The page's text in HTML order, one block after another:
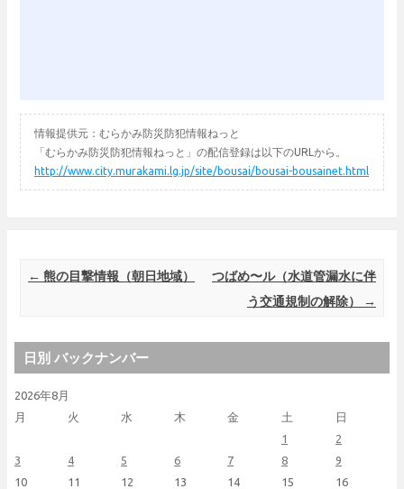
情報提供元：むらかみ防災防犯情報ねっと
「むらかみ防災防犯情報ねっと」の配信登録は以下のURLから。
http://www.city.murakami.lg.jp/site/bousai/bousai-bousainet.html
Post navigation
← 熊の目撃情報（朝日地域）
つばめ〜ル（水道管漏水に伴
う交通規制の解除）
→
日別 バックナンバー
2026年8月
月
火 水 木 金 土
日
1
2
3
4 5 6 7 8
9
10
11 12 13 14 15 16